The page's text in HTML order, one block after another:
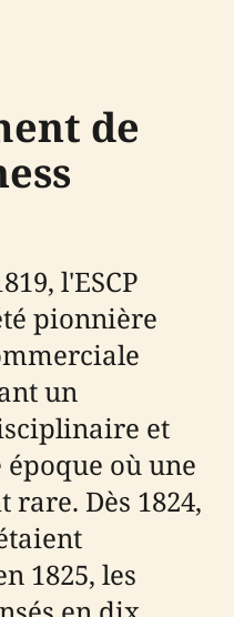
de
l'ESCP
pionnière
un
et
où une
Dès 1824,
1825, les